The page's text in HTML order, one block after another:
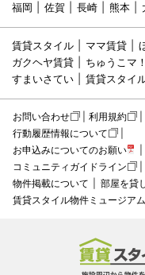
福岡
佐賀 長崎 熊本
賃貸スタイル ママ賃貸
ガクヘヤ賃貸
ちゅうこマ！
すまいさてい
賃貸スタイ
お問い合わせ 利用規約
行動履歴情報について
お申込みについてのお願い
コミュニティガイドライン
物件掲載について
部屋を貸
賃貸スタイル物件ミュージアム